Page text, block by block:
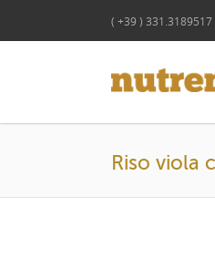
( +39 ) 331.3189517
Riso viola